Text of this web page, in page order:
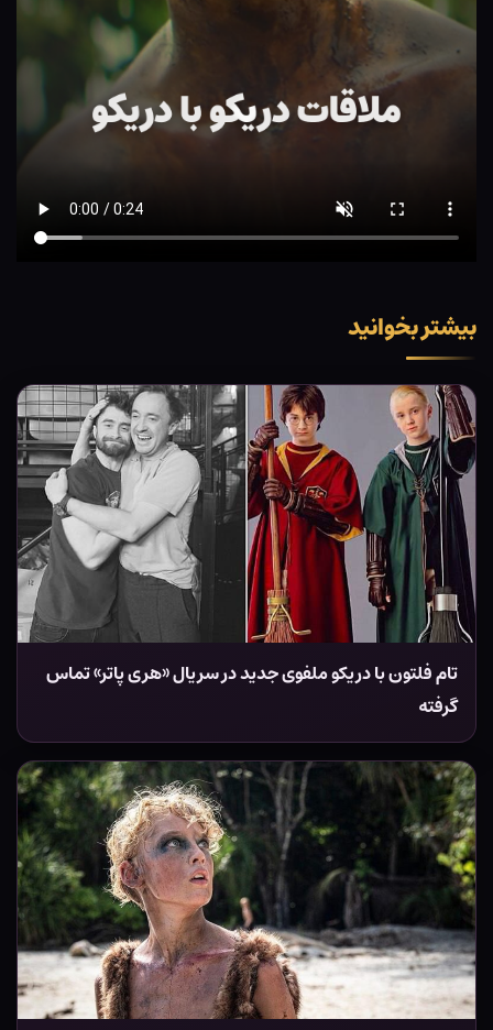
بیشتر بخوانید
تام فلتون با دریکو ملفوی جدید در سریال «هری پاتر» تماس
گرفته